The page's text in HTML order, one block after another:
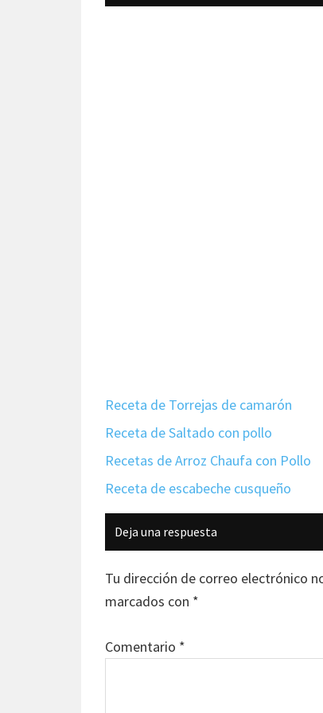
Receta de Torrejas de camarón
Receta de Saltado con pollo
Recetas de Arroz Chaufa con Pollo
Receta de escabeche cusqueño
Interacciones
con
los
lectores
Deja una respuesta
Tu dirección de correo electrónico
marcados con *
Comentario *